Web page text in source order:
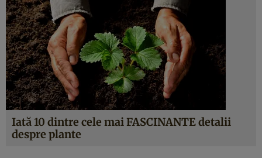
Iată 10 dintre cele mai FASCINANTE detalii
despre plante